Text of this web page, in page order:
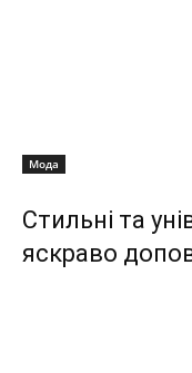
Мода
Стильні та
яскраво